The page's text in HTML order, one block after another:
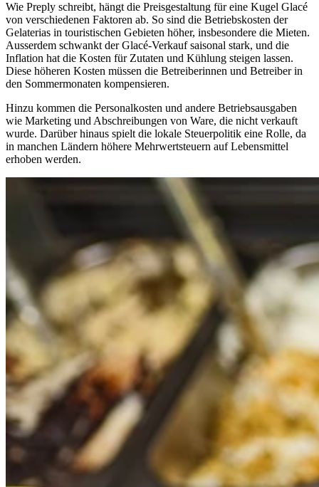
Wie Preply schreibt, hängt die Preisgestaltung für eine Kugel Glacé
von verschiedenen Faktoren ab. So sind die Betriebskosten der
Gelaterias in touristischen Gebieten höher, insbesondere die Mieten.
Ausserdem schwankt der Glacé-Verkauf saisonal stark, und die
Inflation hat die Kosten für Zutaten und Kühlung steigen lassen.
Diese höheren Kosten müssen die Betreiberinnen und Betreiber in
den Sommermonaten kompensieren.
Hinzu kommen die Personalkosten und andere Betriebsausgaben
wie Marketing und Abschreibungen von Ware, die nicht verkauft
wurde. Darüber hinaus spielt die lokale Steuerpolitik eine Rolle, da
in manchen Ländern höhere Mehrwertsteuern auf Lebensmittel
erhoben werden.